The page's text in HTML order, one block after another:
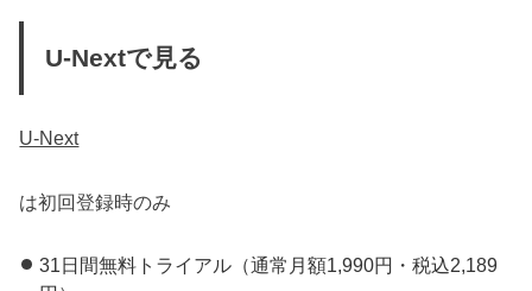
U-Nextで見る
U-Next
は初回登録時のみ
31日間無料トライアル（通常月額1,990円・税込2,189